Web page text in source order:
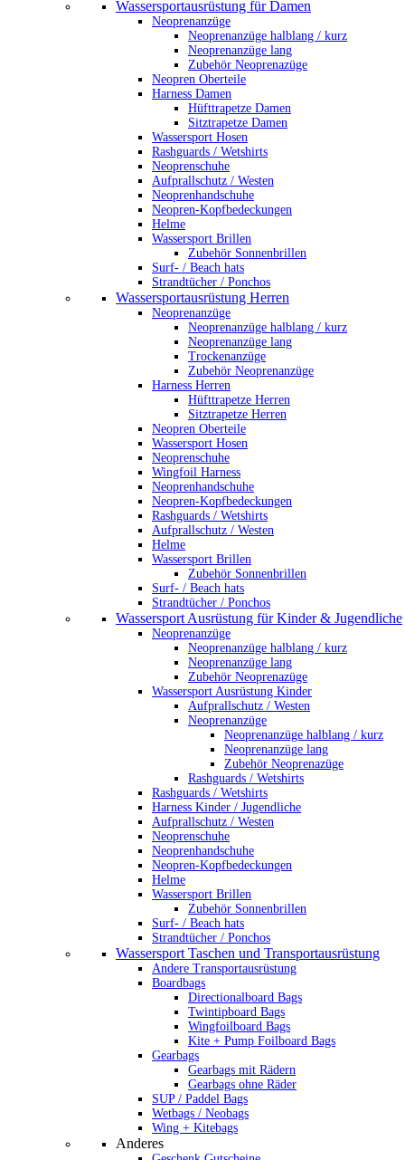
Wassersportausrüstung für Damen
Neoprenanzüge
Neoprenanzüge halblang / kurz
Neoprenanzüge lang
Zubehör Neoprenazüge
Neopren Oberteile
Harness Damen
Hüfttrapetze Damen
Sitztrapetze Damen
Wassersport Hosen
Rashguards / Wetshirts
Neoprenschuhe
Aufprallschutz / Westen
Neoprenhandschuhe
Neopren-Kopfbedeckungen
Helme
Wassersport Brillen
Zubehör Sonnenbrillen
Surf- / Beach hats
Strandtücher / Ponchos
Wassersportausrüstung Herren
Neoprenanzüge
Neoprenanzüge halblang / kurz
Neoprenanzüge lang
Trockenanzüge
Zubehör Neoprenanzüge
Harness Herren
Hüfttrapetze Herren
Sitztrapetze Herren
Neopren Oberteile
Wassersport Hosen
Neoprenschuhe
Wingfoil Harness
Neoprenhandschuhe
Neopren-Kopfbedeckungen
Rashguards / Wetshirts
Aufprallschutz / Westen
Helme
Wassersport Brillen
Zubehör Sonnenbrillen
Surf- / Beach hats
Strandtücher / Ponchos
Wassersport Ausrüstung für Kinder & Jugendliche
Neoprenanzüge
Neoprenanzüge halblang / kurz
Neoprenanzüge lang
Zubehör Neoprenazüge
Wassersport Ausrüstung Kinder
Aufprallschutz / Westen
Neoprenanzüge
Neoprenanzüge halblang / kurz
Neoprenanzüge lang
Zubehör Neoprenazüge
Rashguards / Wetshirts
Rashguards / Wetshirts
Harness Kinder / Jugendliche
Aufprallschutz / Westen
Neoprenschuhe
Neoprenhandschuhe
Neopren-Kopfbedeckungen
Helme
Wassersport Brillen
Zubehör Sonnenbrillen
Surf- / Beach hats
Strandtücher / Ponchos
Wassersport Taschen und Transportausrüstung
Andere Transportausrüstung
Boardbags
Directionalboard Bags
Twintipboard Bags
Wingfoilboard Bags
Kite + Pump Foilboard Bags
Gearbags
Gearbags mit Rädern
Gearbags ohne Räder
SUP / Paddel Bags
Wetbags / Neobags
Wing + Kitebags
Anderes